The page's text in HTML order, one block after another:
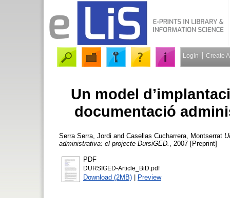
Login Create
Un model
documentació
Serra Serra, Jordi and Casellas Cucharrera, Montserrat
administrativa: el projecte DursiGED.
, 2007 [Preprint]
PDF
DURSIGED-Article_BiD.pdf
Download (2MB) | Preview